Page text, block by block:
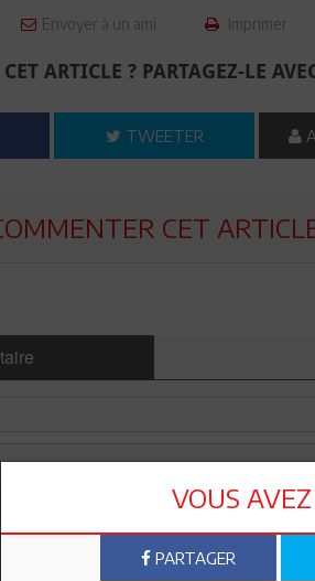
Envoyer à un ami Imprimer
ARTICLE ? PARTAGEZ-LE
TWEETER
CET
VOUS
PARTAGER